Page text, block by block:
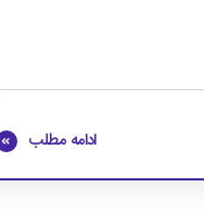
ادامه مطلب